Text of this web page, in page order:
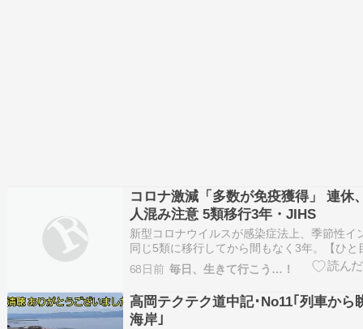
コロナ激減「多数が免疫獲得」 連休
人混み注意 5類移行3年・JIHS
新型コロナウイルスが感染症法上、季節性イ
同じ5類に移行してから間もなく3年。【ひと
新型コロナ感染者数の推移 感染者は激減し
康危機管理研究機構（JIHS）は「多くの人が
たと考えられる」と分析するが、高齢者らに
スクが…
68日前 毎日、生きて行こう…！
高岡テクテク道中記･No11｢列車から
海岸｣